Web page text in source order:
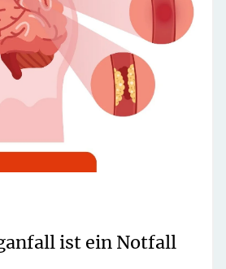
ist ein Notfall